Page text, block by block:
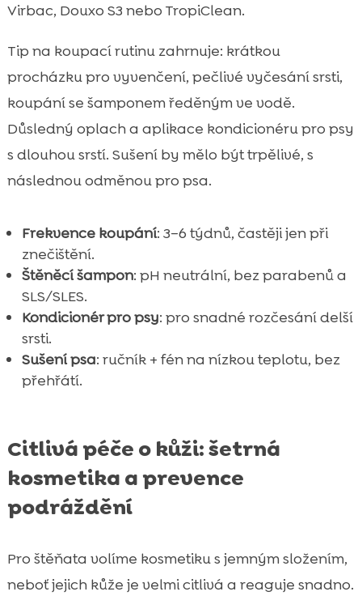
Virbac, Douxo S3 nebo TropiClean.
Tip na koupací rutinu zahrnuje: krátkou
procházku pro vyvenčení, pečlivé vyčesání srsti,
koupání se šamponem ředěným ve vodě.
Důsledný oplach a aplikace kondicionéru pro psy
s dlouhou srstí. Sušení by mělo být trpělivé, s
následnou odměnou pro psa.
Frekvence koupání: 3–6 týdnů, častěji jen při
znečištění.
Štěněcí šampon: pH neutrální, bez parabenů a
SLS/SLES.
Kondicionér pro psy: pro snadné rozčesání delší
srsti.
Sušení psa: ručník + fén na nízkou teplotu, bez
přehřátí.
Citlivá péče o kůži: šetrná
kosmetika a prevence
podráždění
Pro štěňata volíme kosmetiku s jemným složením,
neboť jejich kůže je velmi citlivá a reaguje snadno.